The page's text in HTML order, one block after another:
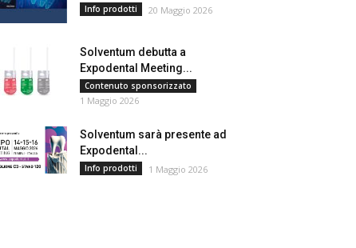
Info prodotti 20 Maggio 2026
Solventum debutta a
Expodental Meeting...
Contenuto sponsorizzato
1 Maggio 2026
Solventum sarà presente ad
Expodental...
Info prodotti 1 Maggio 2026